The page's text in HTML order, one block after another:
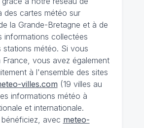
des cartes météo sur
la Grande-Bretagne et à de
informations collectées
stations météo. Si vous
vous avez également
à l'ensemble des sites
villes.com (19 villes au
informations météo à
et internationale.
avec meteo-